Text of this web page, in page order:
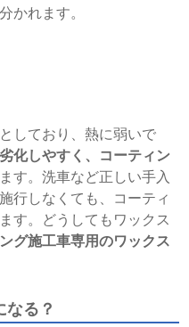
かれます。
しており、熱に弱いで
化しやすく、コーティン
す。洗車など正しい手入
行しなくても、コーティ
す。どうしてもワックス
グ施工車専用のワックス
なる？